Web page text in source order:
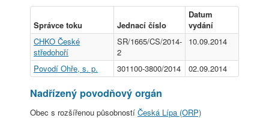
Správce toku Jednací číslo
Datum
vydání
CHKO České
středohoří
SR/1665/CS/2014-
2
10.09.2014
Povodí Ohře, s. p. 301100-3800/2014 02.09.2014
Nadřízený povodňový orgán
Obec s rozšířenou působností Česká Lípa (ORP)